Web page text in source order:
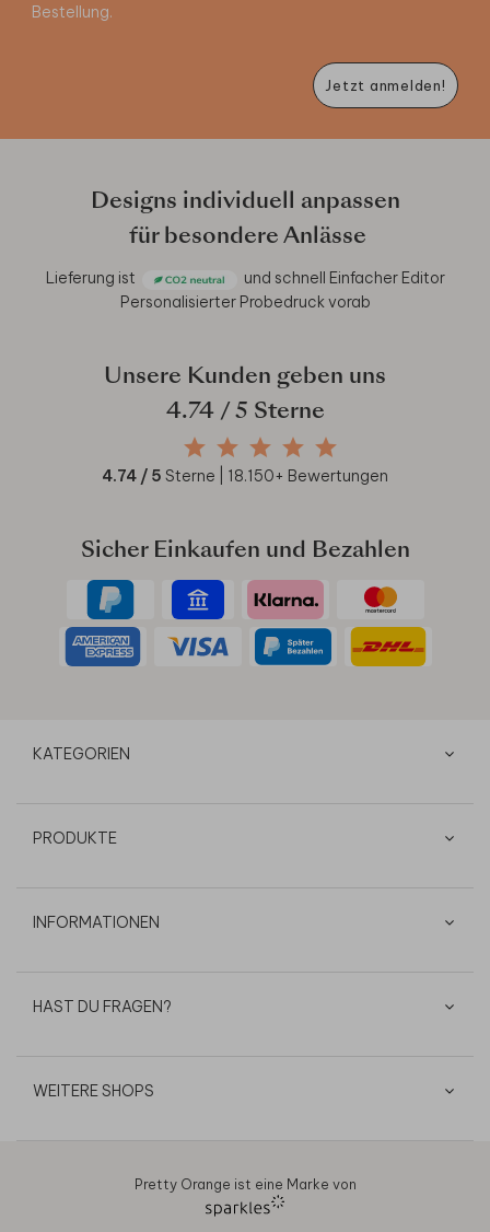
Bestellung.
Jetzt anmelden!
Designs individuell anpassen
für besondere Anlässe
Lieferung ist und schnell Einfacher Editor
Personalisierter Probedruck vorab
Unsere Kunden geben uns
4.74/ 5 Sterne
4.74 / 5 Sterne | 18.150+ Bewertungen
Sicher Einkaufen und Bezahlen
KATEGORIEN
PRODUKTE
INFORMATIONEN
HAST DU FRAGEN?
WEITERE SHOPS
Pretty Orange ist eine Marke von